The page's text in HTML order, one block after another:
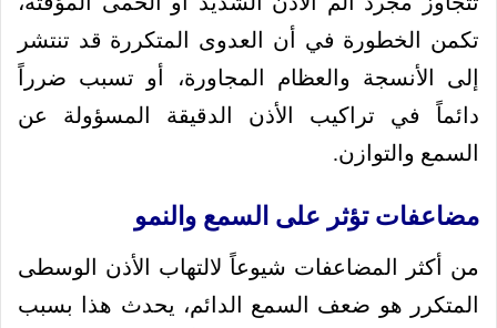
تكمن الخطورة في أن العدوى المتكررة قد تنتشر
إلى الأنسجة والعظام المجاورة، أو تسبب ضرراً
دائماً في تراكيب الأذن الدقيقة المسؤولة عن
السمع والتوازن.
مضاعفات تؤثر على السمع والنمو
من أكثر المضاعفات شيوعاً لالتهاب الأذن الوسطى
المتكرر هو ضعف السمع الدائم، يحدث هذا بسبب